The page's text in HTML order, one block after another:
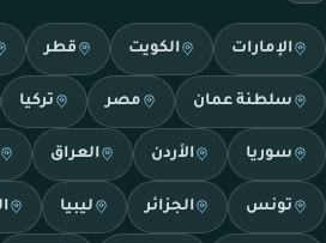
الإمارات الكويت قطر
سلطنة عمان مصر تركيا
سوريا الأردن العراق
تونس الجزائر ليبيا